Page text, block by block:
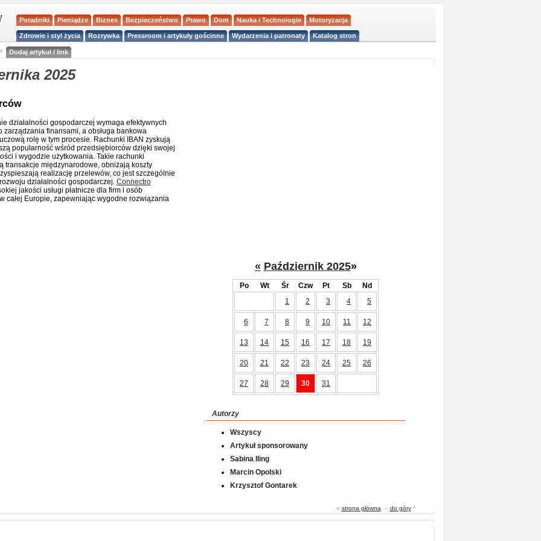
Poradniki Pieniądze Biznes Bezpieczeństwo Prawo Dom Nauka i Technologie Motoryzacja
Zdrowie i styl życia Rozrywka Pressroom i artykuły gościnne Wydarzenia i patronaty Katalog stron
Dodaj artykuł / link
2025
działalności gospodarczej wymaga efektywnych
zarządzania finansami, a obsługa bankowa
rolę w tym procesie. Rachunki IBAN zyskują
popularność wśród przedsiębiorców dzięki swojej
i wygodzie użytkowania. Takie rachunki
transakcje międzynarodowe, obniżają koszty
realizację przelewów, co jest szczególnie
działalności gospodarczej. Connectro
jakości usługi płatnicze dla firm i osób
całej Europie, zapewniając wygodne rozwiązania
« Październik 2025»
Po Wt Śr Czw Pt Sb
Nd
1
2 3 4 5
6 7 8 9 10 11 12
13 14 15 16 17 18 19
20 21 22 23 24 25 26
27 28 29 30 31
Autorzy
Wszyscy
Artykuł sponsorowany
Sabina Iling
Marcin Opolski
Krzysztof Gontarek
« strona główna - do góry^